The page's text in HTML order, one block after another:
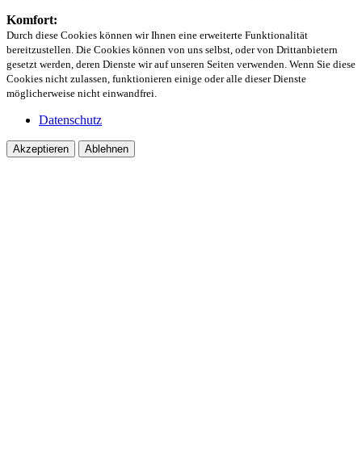
Komfort:
Durch diese Cookies können wir Ihnen eine erweiterte Funktionalität
bereitzustellen. Die Cookies können von uns selbst, oder von Drittanbietern
gesetzt werden, deren Dienste wir auf unseren Seiten verwenden. Wenn Sie diese
Cookies nicht zulassen, funktionieren einige oder alle dieser Dienste
möglicherweise nicht einwandfrei.
Datenschutz
Akzeptieren Ablehnen